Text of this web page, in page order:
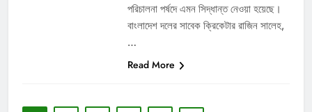
পরিচালনা পর্ষদে এমন সিদ্ধান্ত নেওয়া হয়েছে।
বাংলাদেশ দলের সাবেক ক্রিকেটার রাজিন সালেহ,
…
Read More